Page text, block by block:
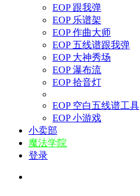
EOP 跟我弹
EOP 乐谱架
EOP 作曲大师
EOP 五线谱跟我弹
EOP 大神秀场
EOP 瀑布流
EOP 拾音灯
EOP 空白五线谱工具
EOP 小游戏
小卖部
魔法学院
登录